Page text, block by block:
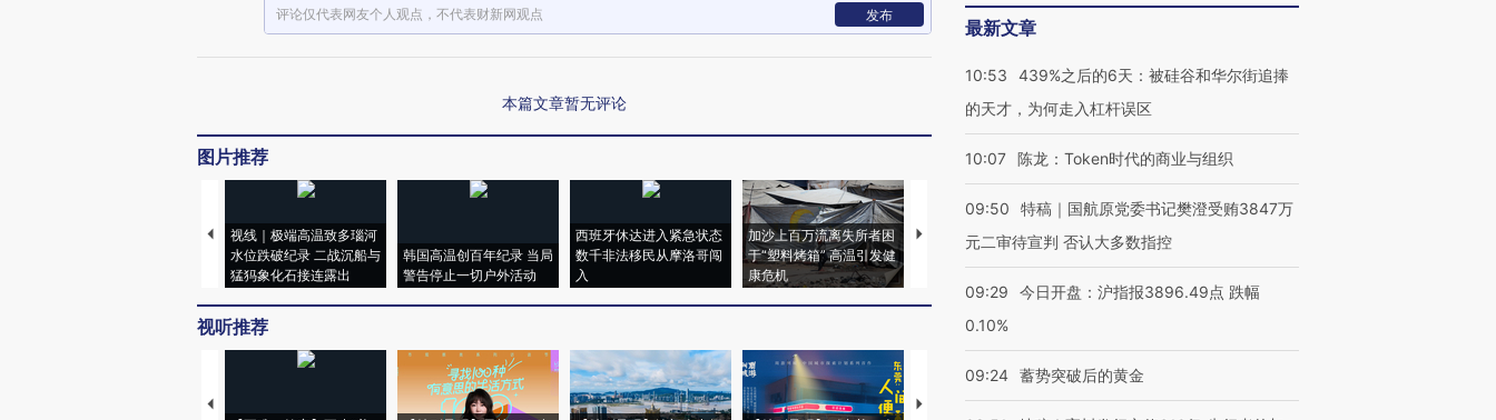
评论仅代表网友个人观点，不代表财新网观点 发布
本篇文章暂无评论
图片推荐
视线｜极端高温致多瑙河
水位跌破纪录 二战沉船与
猛犸象化石接连露出
韩国高温创百年纪录 当局
警告停止一切户外活动
西班牙休达进入紧急状态
数千非法移民从摩洛哥闯
入
加沙上百万流离失所者困
于“塑料烤箱” 高温引发健
康危机
视线｜HYROX的吸金
术：是什么让中产们甘
马航飞行员跨国走私7万
粒摇头丸 尿检体内含3种
视听推荐
【推广】走进第四届链博
【商旅对话】华住集团
最新文章
10:53
439%之后的6天：被硅谷和华尔街追捧
的天才，为何走入杠杆误区
10:07 陈龙：Token时代的商业与组织
09:50
特稿｜国航原党委书记樊澄受贿3847万
元二审待宣判 否认大多数指控
09:29
今日开盘：沪指报3896.49点 跌幅
0.10%
09:24 蓄势突破后的黄金